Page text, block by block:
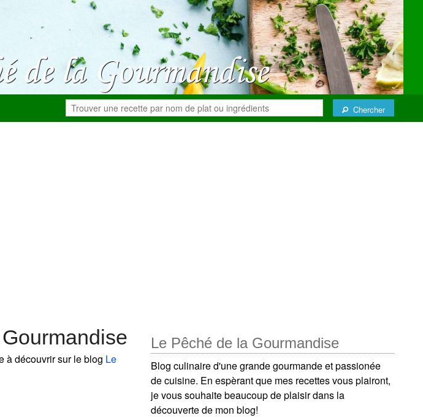
Chercher
à découvrir sur le blog Le
Le Pêché de la Gourmandise
Blog culinaire d'une grande gourmande et passionée
de cuisine. En espèrant que mes recettes vous plairont,
je vous souhaite beaucoup de plaisir dans la
découverte de mon blog!